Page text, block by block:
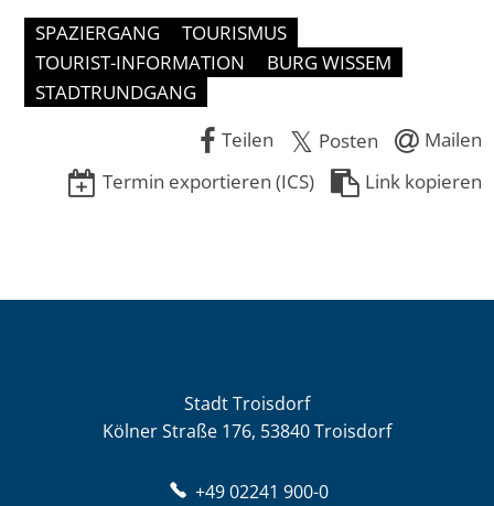
SPAZIERGANG
TOURISMUS
TOURIST-INFORMATION
BURG WISSEM
STADTRUNDGANG
Teilen
Posten
Mailen
Termin exportieren (ICS)
Link kopieren
Stadt Troisdorf
Kölner Straße 176, 53840 Troisdorf
+49 02241 900-0